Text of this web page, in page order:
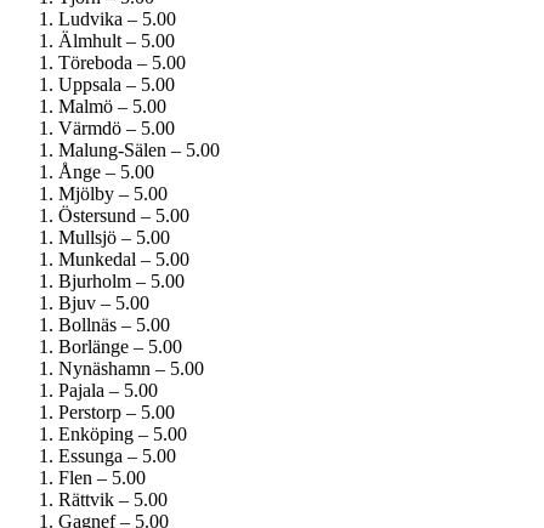
Ludvika – 5.00
Älmhult – 5.00
Töreboda – 5.00
Uppsala – 5.00
Malmö – 5.00
Värmdö – 5.00
Malung-Sälen – 5.00
Ånge – 5.00
Mjölby – 5.00
Östersund – 5.00
Mullsjö – 5.00
Munkedal – 5.00
Bjurholm – 5.00
Bjuv – 5.00
Bollnäs – 5.00
Borlänge – 5.00
Nynäshamn – 5.00
Pajala – 5.00
Perstorp – 5.00
Enköping – 5.00
Essunga – 5.00
Flen – 5.00
Rättvik – 5.00
Gagnef – 5.00